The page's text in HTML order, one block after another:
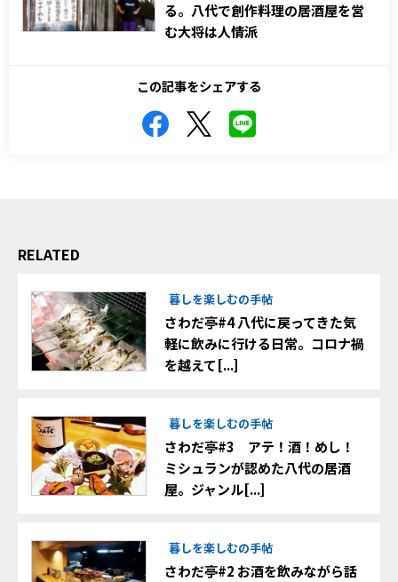
る。八代で創作料理の居酒屋を営
む大将は人情派
この記事をシェアする
RELATED
暮しを楽しむの手帖
さわだ亭#4 八代に戻ってきた気
軽に飲みに行ける日常。コロナ禍
を越えて[...]
暮しを楽しむの手帖
さわだ亭#3 アテ！酒！めし！
ミシュランが認めた八代の居酒
屋。ジャンル[...]
暮しを楽しむの手帖
さわだ亭#2 お酒を飲みながら話